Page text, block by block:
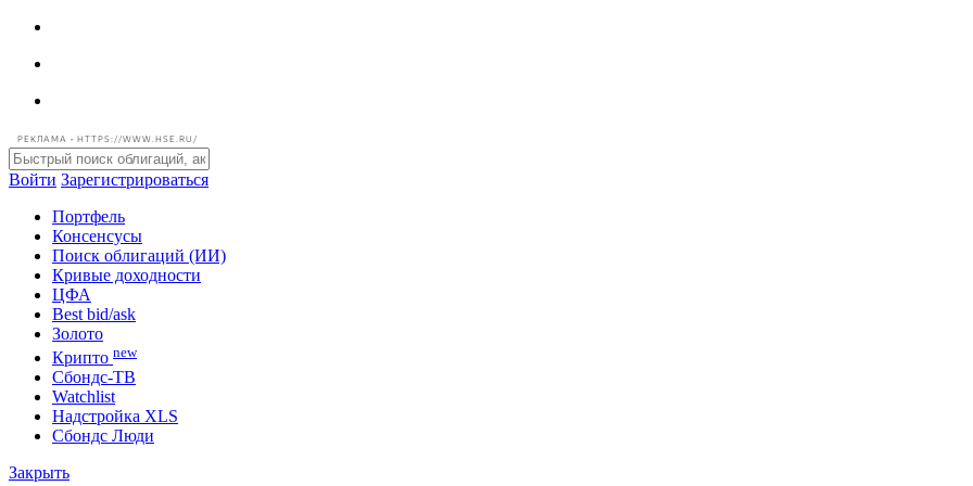
РЕКЛАМА • HTTPS://WWW.HSE.RU/
Войти Зарегистрироваться
Портфель
Консенсусы
Поиск облигаций (ИИ)
Кривые доходности
ЦФА
Best bid/ask
Золото
Криптоnew
Сбондс-ТВ